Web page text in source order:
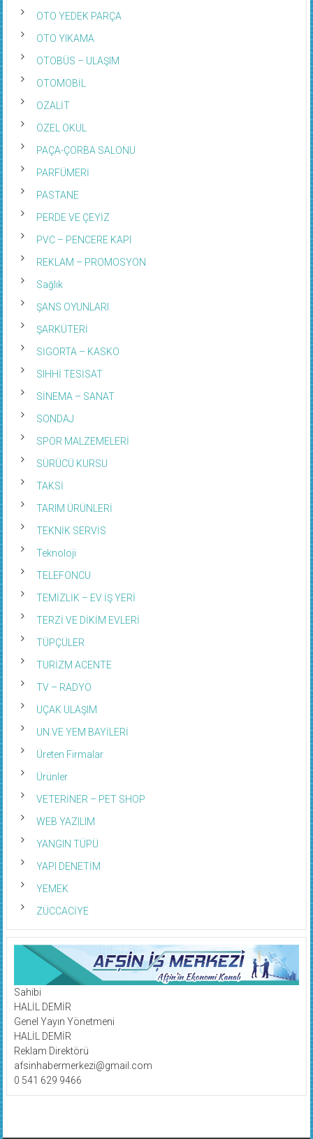
OTO YEDEK PARÇA
OTO YIKAMA
OTOBÜS – ULAŞIM
OTOMOBİL
OZALİT
ÖZEL OKUL
PAÇA-ÇORBA SALONU
PARFÜMERİ
PASTANE
PERDE VE ÇEYİZ
PVC – PENCERE KAPI
REKLAM – PROMOSYON
Sağlık
ŞANS OYUNLARI
ŞARKÜTERİ
SİGORTA – KASKO
SIHHİ TESİSAT
SİNEMA – SANAT
SONDAJ
SPOR MALZEMELERİ
SÜRÜCÜ KURSU
TAKSİ
TARIM ÜRÜNLERİ
TEKNİK SERVİS
Teknoloji
TELEFONCU
TEMİZLİK – EV İŞ YERİ
TERZİ VE DİKİM EVLERİ
TÜPÇÜLER
TURİZM ACENTE
TV – RADYO
UÇAK ULAŞIM
UN VE YEM BAYİLERİ
Üreten Firmalar
Ürünler
VETERİNER – PET SHOP
WEB YAZILIM
YANGIN TÜPÜ
YAPI DENETİM
YEMEK
ZÜCCACİYE
Sahibi
HALİL DEMİR
Genel Yayın Yönetmeni
HALİL DEMİR
Reklam Direktörü
afsinhabermerkezi@gmail.com
0 541 629 9466